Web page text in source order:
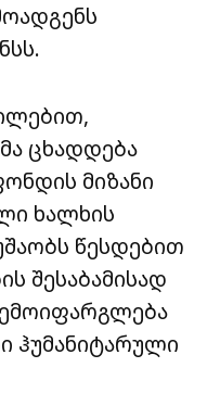
ცხადდება
მიზანი
ხალხის
წესდებით
შესაბამისად
ჰუმანიტარული